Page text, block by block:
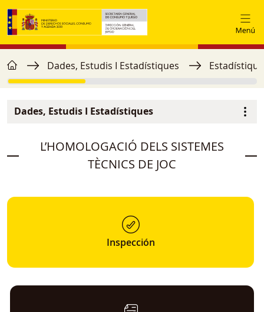
Vés al contingut
Fil d'ariadna
home Dades, Estudis I Estadístiques
Dades, Estudis I Estadístiques
L’HOMOLOGACIÓ DELS SISTEMES
TÈCNICS DE JOC
Inspección